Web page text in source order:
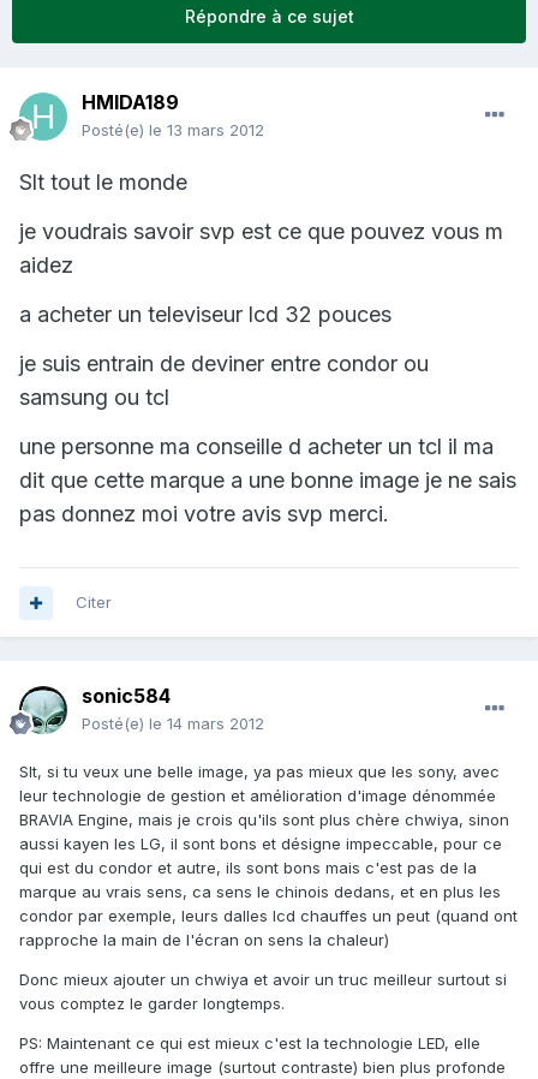
Répondre à ce sujet
HMIDA189
Posté(e) le 13 mars 2012
Slt tout le monde
je voudrais savoir svp est ce que pouvez vous m
aidez
a acheter un televiseur lcd 32 pouces
je suis entrain de deviner entre condor ou
samsung ou tcl
une personne ma conseille d acheter un tcl il ma
dit que cette marque a une bonne image je ne sais
pas donnez moi votre avis svp merci.
Citer
sonic584
Posté(e) le 14 mars 2012
Slt, si tu veux une belle image, ya pas mieux que les sony, avec
leur technologie de gestion et amélioration d'image dénommée
BRAVIA Engine, mais je crois qu'ils sont plus chère chwiya, sinon
aussi kayen les LG, il sont bons et désigne impeccable, pour ce
qui est du condor et autre, ils sont bons mais c'est pas de la
marque au vrais sens, ca sens le chinois dedans, et en plus les
condor par exemple, leurs dalles lcd chauffes un peut (quand ont
rapproche la main de l'écran on sens la chaleur)
Donc mieux ajouter un chwiya et avoir un truc meilleur surtout si
vous comptez le garder longtemps.
PS: Maintenant ce qui est mieux c'est la technologie LED, elle
offre une meilleure image (surtout contraste) bien plus profonde